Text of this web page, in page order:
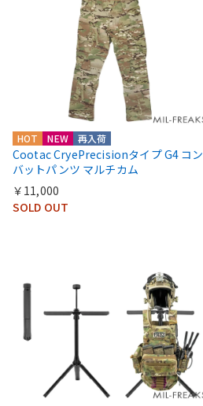
HOT NEW 再入荷
Cootac CryePrecisionタイプ G4 コン
バットパンツ マルチカム
￥11,000
SOLD OUT